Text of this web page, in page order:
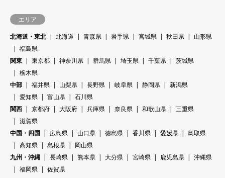
エリア
北海道・東北
北海道 青森県 岩手県 宮城県 秋田県
山形県
福島県
関東
東京都 神奈川県 群馬県 埼玉県 千葉県
茨城県
栃木県
中部
福井県 山梨県 長野県 岐阜県 静岡県
新潟県
愛知県
富山県
石川県
関西
京都府 大阪府 兵庫県 奈良県 和歌山県
三重県
滋賀県
中国・四国
広島県 山口県 徳島県 香川県 愛媛県
鳥取県
高知県
島根県
岡山県
九州・沖縄
長崎県 熊本県 大分県 宮崎県 鹿児島県
沖縄県
福岡県
佐賀県